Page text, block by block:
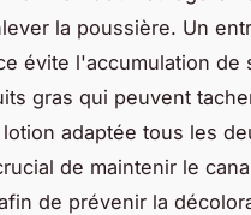
la poussière. Un
évite l'accumulation de
gras qui peuvent
adaptée tous les
de maintenir le
de prévenir la